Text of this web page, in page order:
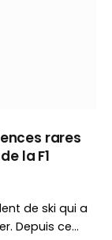
rares
la F1
de ski qui a
Depuis ce…